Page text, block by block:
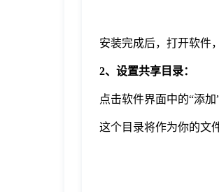
安装完成后，打开软件
2、设置共享目录：
点击软件界面中的“添
这个目录将作为你的文